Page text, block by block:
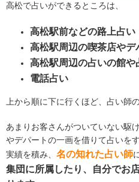
高松で占いができるところは、
高松駅前などの路上占い
高松駅周辺の喫茶店や
高松駅周辺の占いの館や
電話占い
上から順に下に行くほど、占い師
あまりお客さんがついていない駆
やデパートの一画を借りて占いを
実績を積み、 名の知れた占い師
集団に所属したり、自分でお